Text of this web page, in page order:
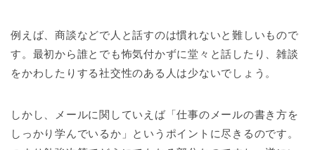
例えば、商談などで人と話すのは慣れないと難しいもので
す。最初から誰とでも怖気付かずに堂々と話したり、雑談
をかわしたりする社交性のある人は少ないでしょう。
しかし、メールに関していえば「仕事のメールの書き方を
しっかり学んでいるか」というポイントに尽きるのです。